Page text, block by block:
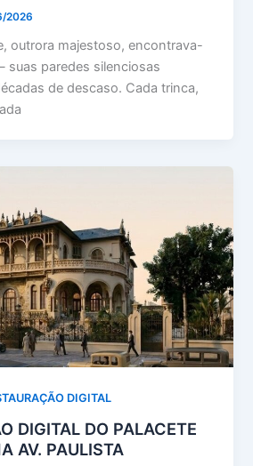
2026
outrora majestoso, encontrava-
paredes silenciosas
de descaso. Cada trinca,
DIGITAL
DIGITAL DO PALACETE
AV. PAULISTA